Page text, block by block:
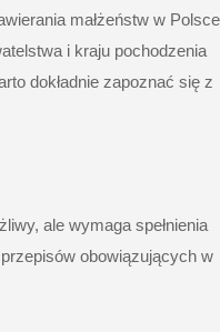
małżeństw w Polsce
i kraju pochodzenia
dokładnie zapoznać się z
ale wymaga spełnienia
obowiązujących w